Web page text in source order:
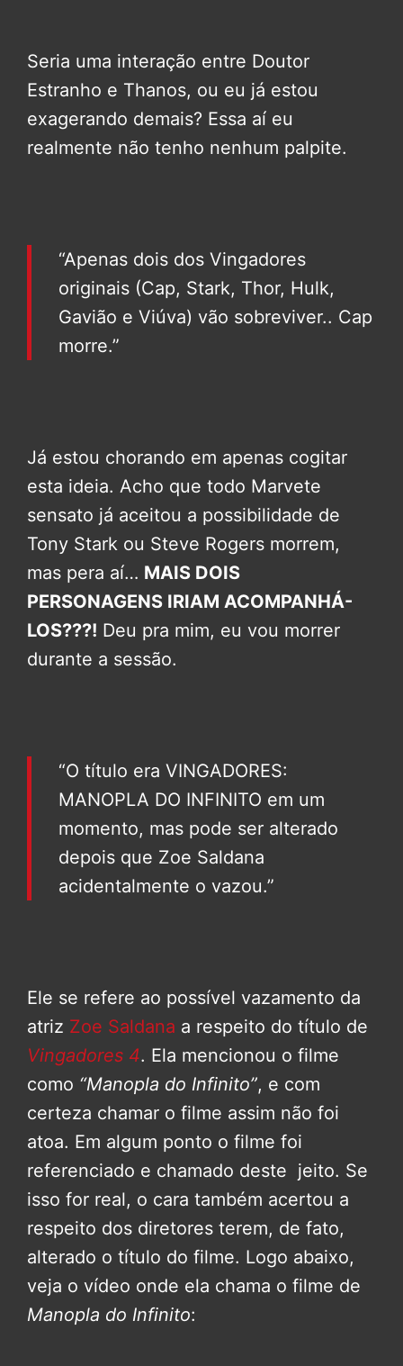
Seria uma interação entre Doutor
Estranho e Thanos, ou eu já estou
exagerando demais? Essa aí eu
realmente não tenho nenhum palpite.
“Apenas dois dos Vingadores
originais (Cap, Stark, Thor, Hulk,
Gavião e Viúva) vão sobreviver.. Cap
morre.”
Já estou chorando em apenas cogitar
esta ideia. Acho que todo Marvete
sensato já aceitou a possibilidade de
Tony Stark ou Steve Rogers morrem,
mas pera aí… MAIS DOIS
PERSONAGENS IRIAM ACOMPANHÁ-
LOS???! Deu pra mim, eu vou morrer
durante a sessão.
“O título era VINGADORES:
MANOPLA DO INFINITO em um
momento, mas pode ser alterado
depois que Zoe Saldana
acidentalmente o vazou.”
Ele se refere ao possível vazamento da
atriz Zoe Saldana a respeito do título de
Vingadores 4. Ela mencionou o filme
como “Manopla do Infinito”, e com
certeza chamar o filme assim não foi
atoa. Em algum ponto o filme foi
referenciado e chamado deste jeito. Se
isso for real, o cara também acertou a
respeito dos diretores terem, de fato,
alterado o título do filme. Logo abaixo,
veja o vídeo onde ela chama o filme de
Manopla do Infinito: